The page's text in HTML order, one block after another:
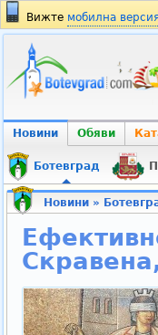
Вижте мобилна
Новини Обяви
Ботевград
Новини»